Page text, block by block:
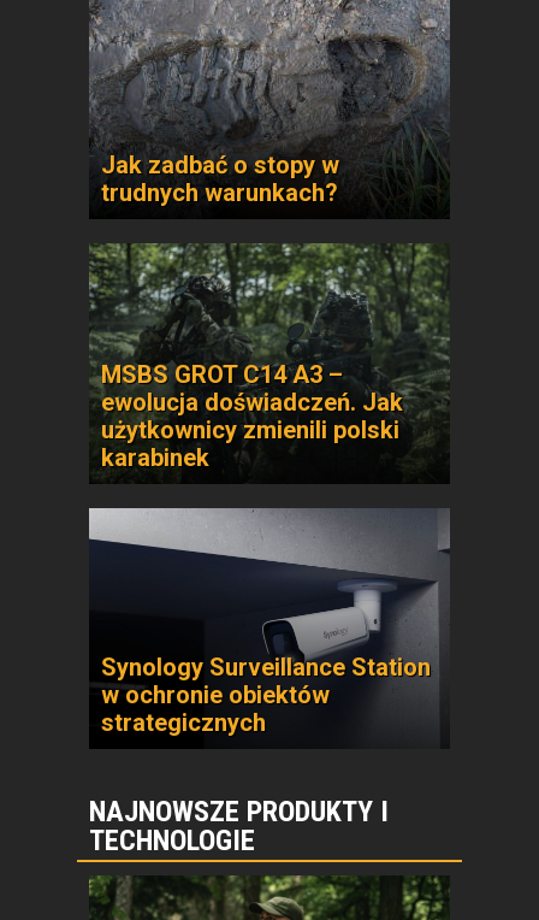
Jak zadbać o stopy w
trudnych warunkach?
MSBS GROT C14 A3 –
ewolucja doświadczeń. Jak
użytkownicy zmienili polski
karabinek
Synology Surveillance Station
w ochronie obiektów
strategicznych
NAJNOWSZE PRODUKTY I
TECHNOLOGIE